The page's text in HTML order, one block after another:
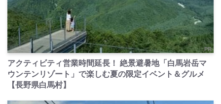
PR
アクティビティ営業時間延長！ 絶景避暑地「白馬岩岳マ
ウンテンリゾート」で楽しむ夏の限定イベント＆グルメ
【長野県白馬村】